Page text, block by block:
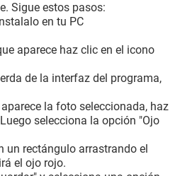
Sigue estos pasos:
en tu PC
aparece haz clic en el icono
de la interfaz del programa,
la foto seleccionada, haz
selecciona la opción "Ojo
un rectángulo arrastrando el
el ojo rojo.